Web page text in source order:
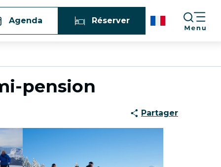
Agenda Réserver
pension
Partager